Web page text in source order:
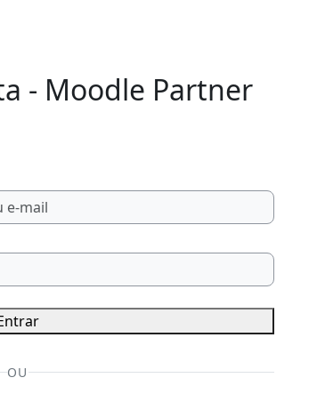
- Moodle Partner
OU